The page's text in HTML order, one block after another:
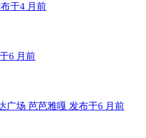
于4 月前
6 月前
广场 芭芭雅嘎 发布于6 月前